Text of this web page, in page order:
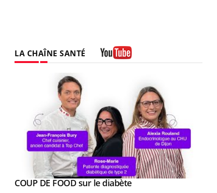
LA CHAÎNE SANTÉ
Youtube
COUP DE FOOD sur le diabèteYoutube